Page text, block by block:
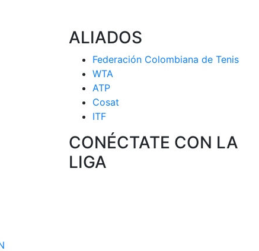
ALIADOS
Federación Colombiana de Tenis
WTA
ATP
Cosat
ITF
CONÉCTATE CON LA
LIGA